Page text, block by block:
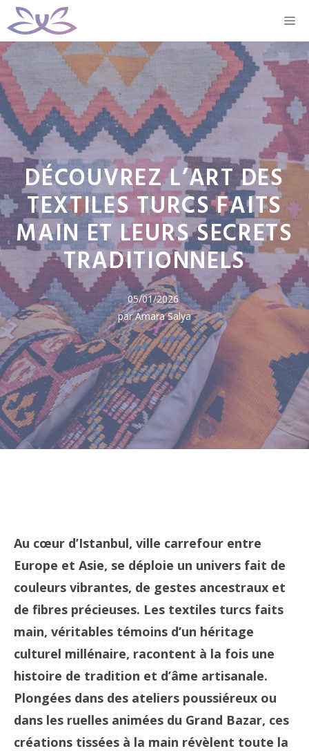
Aller
au
contenu
DÉCOUVREZ L’ART DES
TEXTILES TURCS FAITS
MAIN ET LEURS SECRETS
TRADITIONNELS
05/01/2026
par Amara Salya
Au cœur d’Istanbul, ville carrefour entre
Europe et Asie, se déploie un univers fait de
couleurs vibrantes, de gestes ancestraux et
de fibres précieuses. Les textiles turcs faits
main, véritables témoins d’un héritage
culturel millénaire, racontent à la fois une
histoire de tradition et d’âme artisanale.
Plongées dans des ateliers poussiéreux ou
dans les ruelles animées du Grand Bazar, ces
créations tissées à la main révèlent toute la